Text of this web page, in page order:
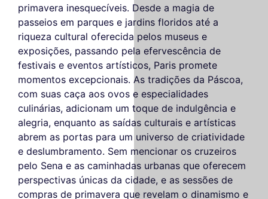
primavera inesquecíveis. Desde a magia de
passeios em parques e jardins floridos até a
riqueza cultural oferecida pelos museus e
exposições, passando pela efervescência de
festivais e eventos artísticos, Paris promete
momentos excepcionais. As tradições da Páscoa,
com suas caça aos ovos e especialidades
culinárias, adicionam um toque de indulgência e
alegria, enquanto as saídas culturais e artísticas
abrem as portas para um universo de criatividade
e deslumbramento. Sem mencionar os cruzeiros
pelo Sena e as caminhadas urbanas que oferecem
perspectivas únicas da cidade, e as sessões de
compras de primavera que revelam o dinamismo e